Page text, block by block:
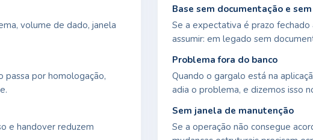
volume de dado, janela
passa por homologação,
e handover reduzem
Base sem documentação e
Se a expectativa é prazo
assumir: em legado sem
Problema fora do banco
Quando o gargalo está na
adia o problema, e dizemos isso
Sem janela de manutenção
Se a operação não consegue